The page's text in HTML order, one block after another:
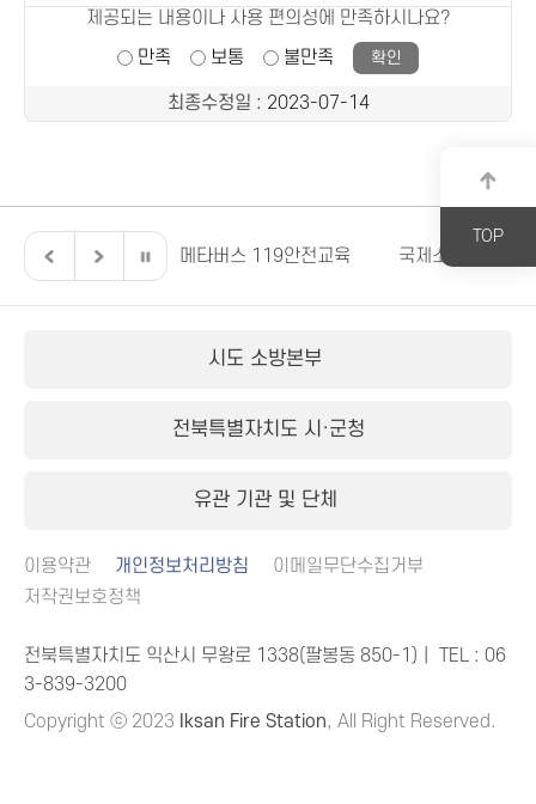
제공되는 내용이나 사용 편의성에 만족하시나요?
만족
보통 불만족
최종수정일 : 2023-07-14
TOP
메타버스 119안전교육 국제소방안전박람회
시도 소방본부
전북특별자치도 시·군청
유관 기관 및 단체
이용약관 개인정보처리방침
이메일무단수집거부
저작권보호정책
전북특별자치도 익산시 무왕로 1338(팔봉동 850-1)｜ TEL : 06
3-839-3200
Copyright ⓒ 2023
Iksan Fire Station, All Right Reserved.